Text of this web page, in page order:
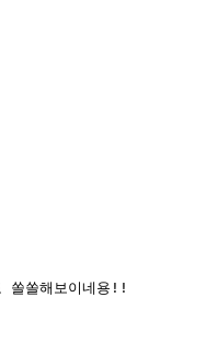
쏠쏠해보이네용!!